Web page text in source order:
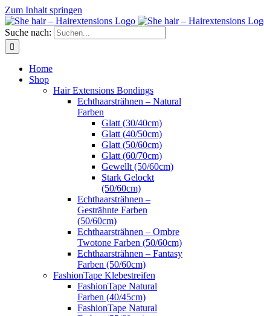
Zum Inhalt springen
Suche nach:
Home
Shop
Hair Extensions Bondings
Echthaarsträhnen – Natural
Farben
Glatt (30/40cm)
Glatt (40/50cm)
Glatt (50/60cm)
Glatt (60/70cm)
Gewellt (50/60cm)
Stark Gelockt
(50/60cm)
Echthaarsträhnen –
Gesträhnte Farben
(50/60cm)
Echthaarsträhnen – Ombre
Twotone Farben (50/60cm)
Echthaarsträhnen – Fantasy
Farben (50/60cm)
FashionTape Klebestreifen
FashionTape Natural
Farben (40/45cm)
FashionTape Natural